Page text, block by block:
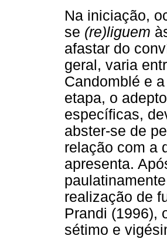
Na iniciação,
se (re)liguem
afastar do
geral, varia
Candomblé e
etapa, o
específicas,
abster-se de
relação com a
apresenta.
realização de
Prandi (1996),
sétimo e